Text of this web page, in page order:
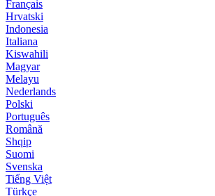
Français
Hrvatski
Indonesia
Italiana
Kiswahili
Magyar
Melayu
Nederlands
Polski
Português
Română
Shqip
Suomi
Svenska
Tiếng Việt
Türkçe